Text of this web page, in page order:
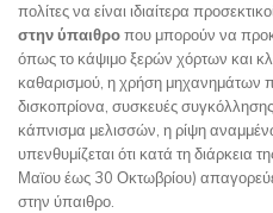
πολίτες να είναι ιδιαίτερα
στην ύπαιθροπου μπορούν να
όπως το κάψιμο ξερών χόρτων και
καθαρισμού, η χρήση μηχανημάτων
δισκοπρίονα, συσκευές
κάπνισμα μελισσών, η ρίψη
υπενθυμίζεται ότι κατά τη διάρκεια
Μαϊου έως 30 Οκτωβρίου)
στην ύπαιθρο.